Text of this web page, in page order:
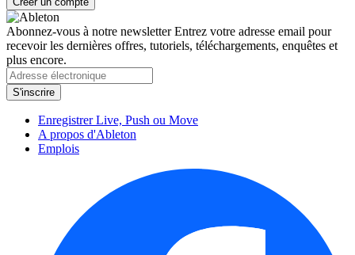
Abonnez-vous à notre newsletterEntrez votre adresse email pour
recevoir les dernières offres, tutoriels, téléchargements, enquêtes et
plus encore.
Enregistrer Live, Push ou Move
A propos d'Ableton
Emplois